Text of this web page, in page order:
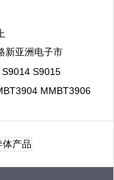
新亚洲电子市
强北街道荔村
中5层507；
S9015
MMBT3906
AO3415 ROHM NXP
EUA